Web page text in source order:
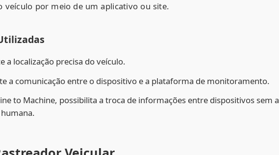
veículo por meio de um aplicativo ou site.
a localização precisa do veículo.
a comunicação entre o dispositivo e a plataforma de monitoramento.
to Machine, possibilita a troca de informações entre dispositivos sem a